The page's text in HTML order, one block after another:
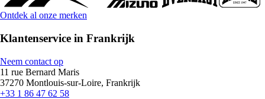
Ontdek al onze merken
Klantenservice in Frankrijk
Neem contact op
11 rue Bernard Maris
37270 Montlouis-sur-Loire, Frankrijk
+33 1 86 47 62 58